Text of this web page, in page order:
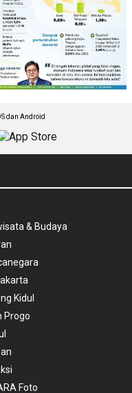
dan Android
& Budaya
Kidul
Progo
Foto